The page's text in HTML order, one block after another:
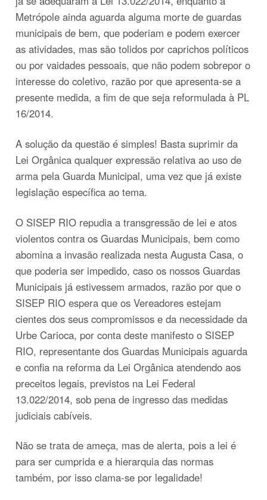
Metrópole ainda aguarda alguma morte de guardas
municipais de bem, que poderiam e podem exercer
as atividades, mas são tolidos por caprichos políticos
ou por vaidades pessoais, que não podem sobrepor o
interesse do coletivo, razão por que apresenta-se a
presente medida, a fim de que seja reformulada à PL
16/2014.
A solução da questão é simples! Basta suprimir da
Lei Orgânica qualquer expressão relativa ao uso de
arma pela Guarda Municipal, uma vez que já existe
legislação específica ao tema.
O SISEP RIO repudia a transgressão de lei e atos
violentos contra os Guardas Municipais, bem como
abomina a invasão realizada nesta Augusta Casa, o
que poderia ser impedido, caso os nossos Guardas
Municipais já estivessem armados, razão por que o
SISEP RIO espera que os Vereadores estejam
cientes dos seus compromissos e da necessidade da
Urbe Carioca, por conta deste manifesto o SISEP
RIO, representante dos Guardas Municipais aguarda
e confia na reforma da Lei Orgânica atendendo aos
preceitos legais, previstos na Lei Federal
13.022/2014, sob pena de ingresso das medidas
judiciais cabíveis.
Não se trata de ameça, mas de alerta, pois a lei é
para ser cumprida e a hierarquia das normas
também, por isso clama-se por legalidade!